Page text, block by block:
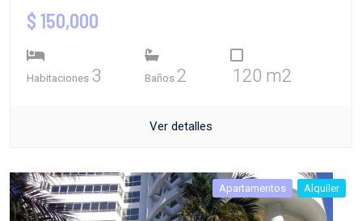
$ 150,000
Habitaciones 3 Baños 2 120 m2
Ver detalles
Apartamentos Alquiler